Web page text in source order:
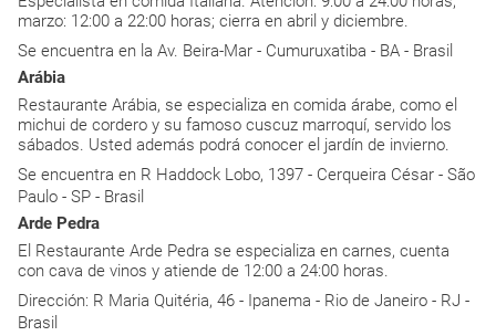
marzo: 12:00 a 22:00 horas; cierra en abril y diciembre.
Se encuentra en la Av. Beira-Mar - Cumuruxatiba - BA - Brasil
Arábia
Restaurante Arábia, se especializa en comida árabe, como el
michui de cordero y su famoso cuscuz marroquí, servido los
sábados. Usted además podrá conocer el jardín de invierno.
Se encuentra en R Haddock Lobo, 1397 - Cerqueira César - São
Paulo - SP - Brasil
Arde Pedra
El Restaurante Arde Pedra se especializa en carnes, cuenta
con cava de vinos y atiende de 12:00 a 24:00 horas.
Dirección: R Maria Quitéria, 46 - Ipanema - Rio de Janeiro - RJ -
Brasil